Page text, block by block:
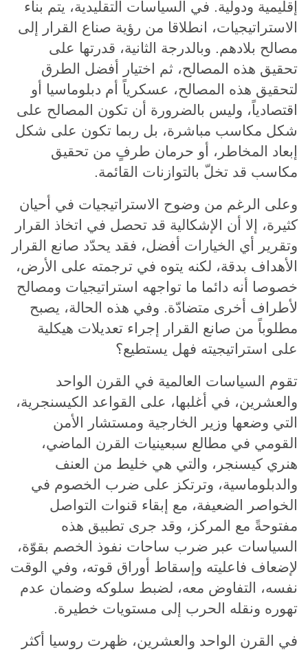
إقليمية ودولية. في السياسات التقليدية، يتم بناء
الاستراتيجيات، انطلاقا من رؤية صناع القرار إلى
مصالح بلادهم. وبالدرجة الثانية، قدرتها على
تحقيق هذه المصالح، ثم اختيار أفضل الطرق
لتحقيق هذه المصالح، عسكرياً أم دبلوماسيا أو
اقتصادياً، وليس بالضرورة أن تكون المصالح على
شكل مكاسب مباشرة، بل ربما تكون على شكل
إبعاد المخاطر، أو حرمان طرفٍ من تحقيق
مكاسب قد تخلّ بالتوازنات القائمة.
وعلى الرغم من وضوح الاستراتيجيات في أحيان
كثيرة، إلا أن الإشكالية قد تحصل في اتخاذ القرار
وتقرير أي الخيارات أفضل، فقد يحدّد صانع القرار
الأهداف بدقة، لكنه يتوه في ترجمته على الأرض،
خصوصا أنه دائما ما تواجهه استراتيجيات ومصالح
لأطراف أخرى متضادّة. وفي هذه الحالة، يصبح
مطلوباً من صانع القرار إجراء تعديلات هيكلية
على استراتيجيته فهل يستطيع؟
تقوم السياسات العالمية في القرن الواحد
والعشرين، في أغلبها، على القواعد الكيسنجرية،
التي وضعها وزير الخارجية ومستشار الأمن
القومي في مطالع سبعينيات القرن الماضي،
هنري كيسنجر، والتي هي خليط من العنف
والدبلوماسية، وترتكز على ضرب الخصوم في
الخواصر الضعيفة، مع إبقاء قنوات التواصل
مفتوحةً مع المركز، وقد جرى تطبيق هذه
السياسات عبر ضرب ساحات نفوذ الخصم بقوّة،
لإضعاف فاعليته وإسقاط أوراق قوته، وفي الوقت
نفسه، التفاوض معه، لضبط سلوكه وضمان عدم
تهوره ونقله الحرب إلى مستويات خطيرة.
في القرن الواحد والعشرين، ظهرت روسيا أكثر